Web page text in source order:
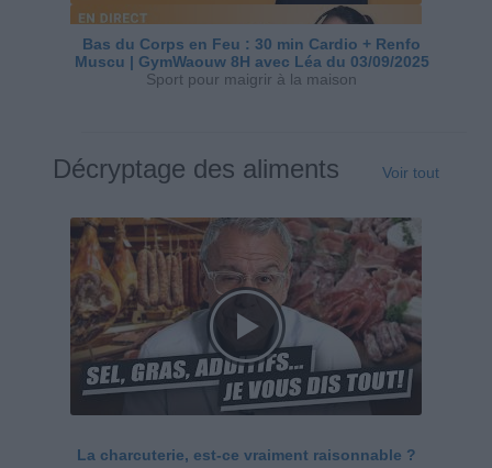
Bas du Corps en Feu : 30 min Cardio + Renfo
Muscu | GymWaouw 8H avec Léa du 03/09/2025
Sport pour maigrir à la maison
Décryptage des aliments Voir tout
La charcuterie, est-ce vraiment raisonnable ?